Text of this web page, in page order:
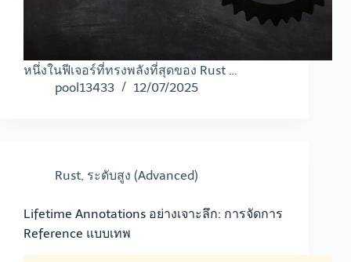
หนึ่งในฟีเจอร์ที่ทรงพลังที่สุดของ Rust …
pool13433
12/07/2025
Rust, ระดับสูง (Advanced)
Lifetime Annotations อย่างเจาะลึก: การจัดการ
Reference แบบเทพ